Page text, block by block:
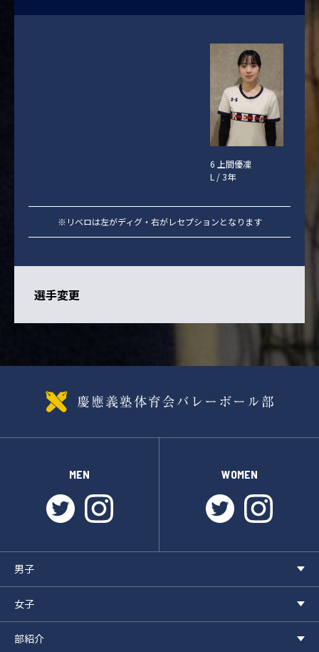
6 上間優凜
L / 3年
※リベロは左がディグ・右がレセプションとなります
選手変更
MEN
twitterinstagram
WOMEN
twitter
男子
女子
部紹介